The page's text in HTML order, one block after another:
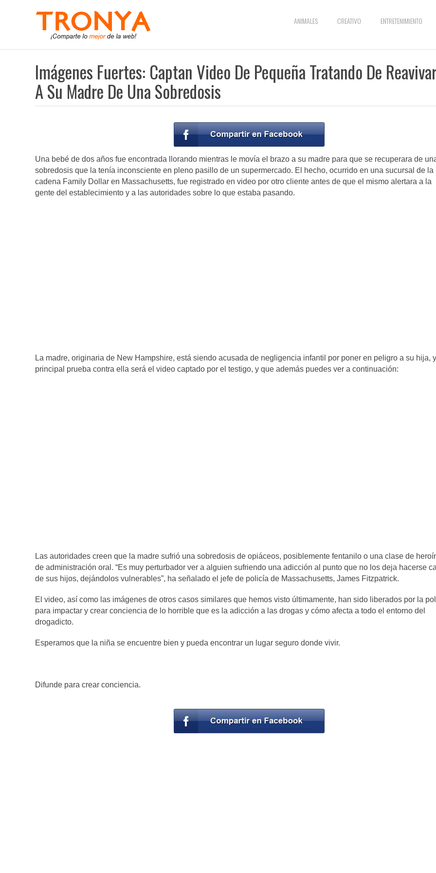
ANIMALES CREATIVO ENTRETENIMIENTO
Imágenes Fuertes: Captan Video De Pequeña Tratando De
A Su Madre De Una Sobredosis
Una bebé de dos años fue encontrada llorando mientras le movía el brazo a su madre para que se recuperara de
sobredosis que la tenía inconsciente en pleno pasillo de un supermercado. El hecho, ocurrido en una sucursal de la
cadena Family Dollar en Massachusetts, fue registrado en video por otro cliente antes de que el mismo alertara a la
gente del establecimiento y a las autoridades sobre lo que estaba pasando.
La madre, originaria de New Hampshire, está siendo acusada de negligencia infantil por poner en peligro a su hija,
principal prueba contra ella será el video captado por el testigo, y que además puedes ver a continuación:
Las autoridades creen que la madre sufrió una sobredosis de opiáceos, posiblemente fentanilo o una clase de
de administración oral. “Es muy perturbador ver a alguien sufriendo una adicción al punto que no los deja hacerse
de sus hijos, dejándolos vulnerables”, ha señalado el jefe de policía de Massachusetts, James Fitzpatrick.
El video, así como las imágenes de otros casos similares que hemos visto últimamente, han sido liberados por la
para impactar y crear conciencia de lo horrible que es la adicción a las drogas y cómo afecta a todo el entorno del
drogadicto.
Esperamos que la niña se encuentre bien y pueda encontrar un lugar seguro donde vivir.
Difunde para crear conciencia.